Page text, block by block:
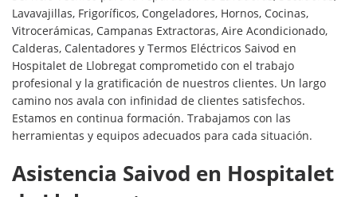
Lavavajillas, Frigoríficos, Congeladores, Hornos, Cocinas,
Vitrocerámicas, Campanas Extractoras, Aire Acondicionado,
Calderas, Calentadores y Termos Eléctricos Saivod en
Hospitalet de Llobregat comprometido con el trabajo
profesional y la gratificación de nuestros clientes. Un largo
camino nos avala con infinidad de clientes satisfechos.
Estamos en continua formación. Trabajamos con las
herramientas y equipos adecuados para cada situación.
Asistencia Saivod en Hospitalet